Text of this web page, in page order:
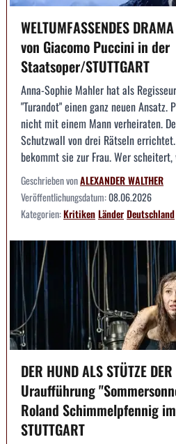
WELTUMFASSENDES
von Giacomo Puccini in der
Staatsoper/STUTTGART
Anna-Sophie Mahler hat als
"Turandot" einen ganz neuen
nicht mit einem Mann verheiraten.
Schutzwall von drei Rätseln
bekommt sie zur Frau. Wer
Geschrieben vonALEXANDER WALTHER
Veröffentlichungsdatum:08.06.2026
Kategorien:KritikenLänderDeutschland
DER HUND ALS STÜTZE
Uraufführung
Roland Schimmelpfennig
STUTTGART